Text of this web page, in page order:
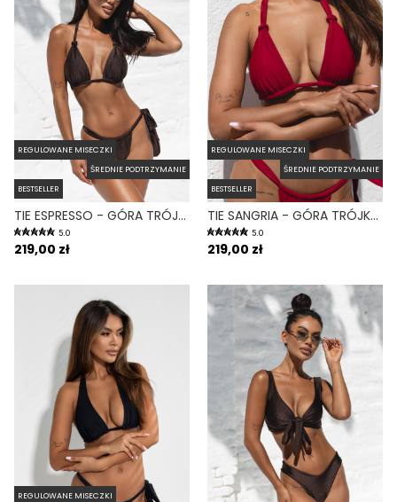
REGULOWANE MISECZKI
ŚREDNIE PODTRZYMANIE
BESTSELLER
TIE ESPRESSO - GÓRA TRÓJKĄTNA OD BIKINI WIĄZANA NA SZYI BRĄZOWY
5.0
219,00 zł
REGULOWANE MISECZKI
ŚREDNIE PODTRZYMANIE
BESTSELLER
TIE SANGRIA - GÓRA TRÓJKĄTNA OD BIKINI WIĄZANA NA SZYI BORDOWY
5.0
219,00 zł
REGULOWANE MISECZKI